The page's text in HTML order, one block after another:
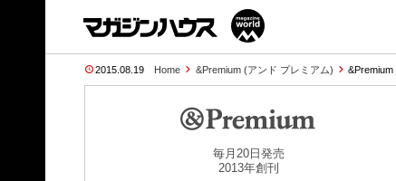
2015.08.19 Home &Premium (アンド プレミアム) &Premium
毎月20日発売
2013年創刊